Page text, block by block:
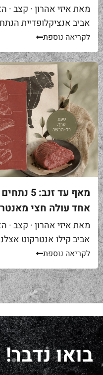
מאת איזי אהרון · קצב ·
באים אליי בקצביה
לקריאה נוספת
מאף עד
אחד עולה חצי
מאת איזי אהרון · קצב ·
ל-₪220. מחיר יפה – וגם מוצדק, כי זה...
לקריאה נוספת
בואו נדבר!